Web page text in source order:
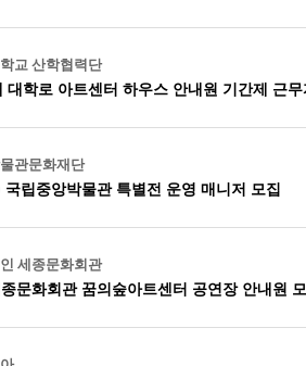
교 산학협력단
대학로 아트센터 하우스 안내원 기간제 근
관문화재단
립중앙박물관 특별전 운영 매니저 모집
세종문화회관
문화회관 꿈의숲아트센터 공연장 안내원